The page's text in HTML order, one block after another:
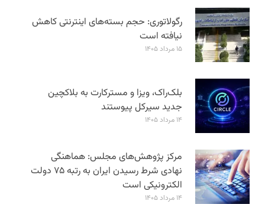
رگولاتوری: حجم بسته‌های اینترنتی کاهش
نیافته است
۱۵ مرداد ۱۴۰۵
بلک‌راک، ویزا و مسترکارت به بلاکچین
جدید سیرکل پیوستند
۱۴ مرداد ۱۴۰۵
مرکز پژوهش‌های مجلس: هماهنگی
نهادی شرط رسیدن ایران به رتبه ۷۵ دولت
الکترونیکی است
۱۴ مرداد ۱۴۰۵